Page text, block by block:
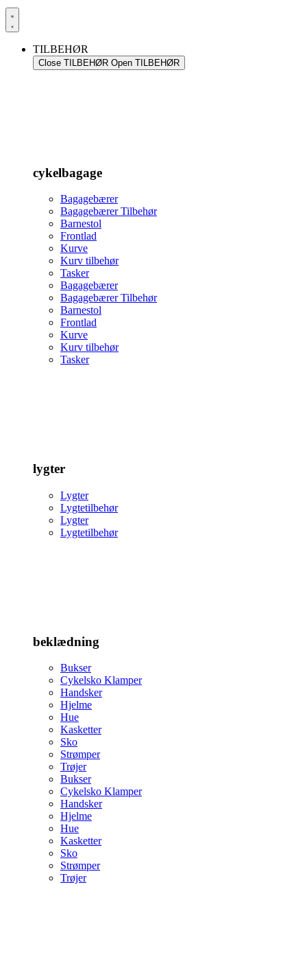
TILBEHØR
Close TILBEHØR Open TILBEHØR
cykelbagage
Bagagebærer
Bagagebærer Tilbehør
Barnestol
Frontlad
Kurve
Kurv tilbehør
Tasker
Bagagebærer
Bagagebærer Tilbehør
Barnestol
Frontlad
Kurve
Kurv tilbehør
Tasker
lygter
Lygter
Lygtetilbehør
Lygter
Lygtetilbehør
beklædning
Bukser
Cykelsko Klamper
Handsker
Hjelme
Hue
Kasketter
Sko
Strømper
Trøjer
Bukser
Cykelsko Klamper
Handsker
Hjelme
Hue
Kasketter
Sko
Strømper
Trøjer